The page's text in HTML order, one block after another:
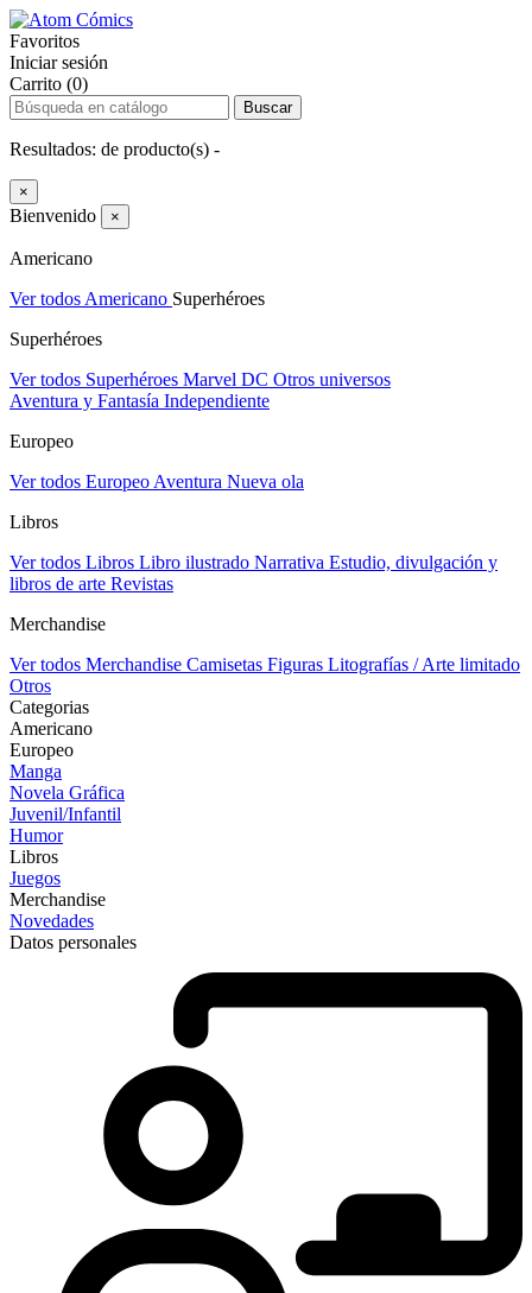
Favoritos
Iniciar sesión
Carrito (0)
Buscar
Resultados: de producto(s) -
×
Bienvenido ×
Americano
Ver todos Americano Superhéroes
Superhéroes
Ver todos Superhéroes Marvel DC Otros universos
Aventura y Fantasía Independiente
Europeo
Ver todos Europeo Aventura Nueva ola
Libros
Ver todos Libros Libro ilustrado Narrativa Estudio, divulgación y
libros de arte Revistas
Merchandise
Ver todos Merchandise Camisetas Figuras Litografías / Arte limitado
Otros
Categorias
Americano
Europeo
Manga
Novela Gráfica
Juvenil/Infantil
Humor
Libros
Juegos
Merchandise
Novedades
Datos personales